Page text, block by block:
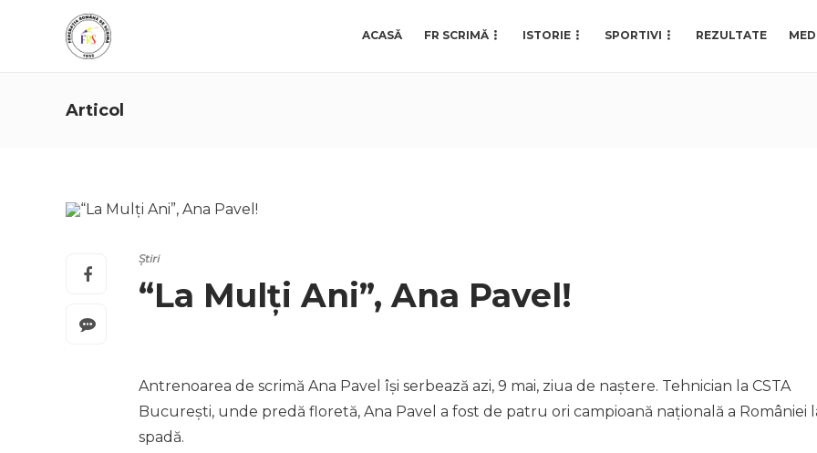
ACASĂ FR SCRIMĂ ISTORIE SPORTIVI REZULTATE
Articol
Știri
“La Mulți Ani”, Ana Pavel!
Antrenoarea de scrimă Ana Pavel își serbează azi, 9 mai, ziua de naștere. Tehnician la CSTA
București, unde predă floretă, Ana Pavel a fost de patru ori campioană națională a României
spadă.